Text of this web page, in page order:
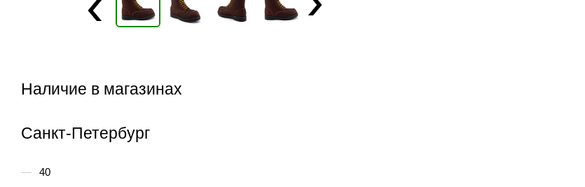
Наличие в магазинах
Санкт-Петербург
40